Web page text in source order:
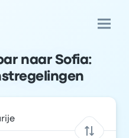
naar Sofia: